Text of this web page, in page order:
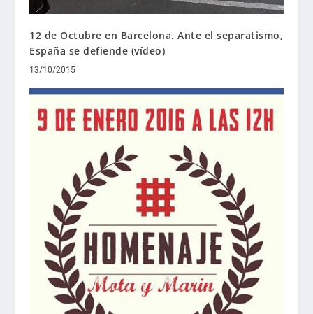
12 de Octubre en Barcelona. Ante el separatismo,
España se defiende (vídeo)
13/10/2015